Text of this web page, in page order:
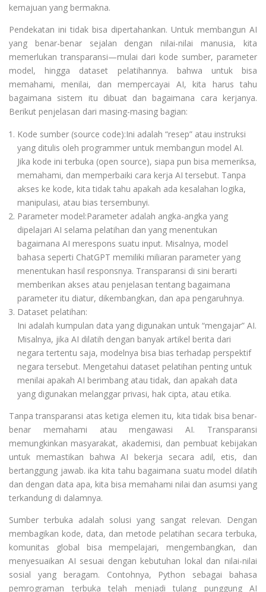
kemajuan yang bermakna.
Pendekatan ini tidak bisa dipertahankan. Untuk membangun AI
yang benar-benar sejalan dengan nilai-nilai manusia, kita
memerlukan transparansi—mulai dari kode sumber, parameter
model, hingga dataset pelatihannya. bahwa untuk bisa
memahami, menilai, dan mempercayai AI, kita harus tahu
bagaimana sistem itu dibuat dan bagaimana cara kerjanya.
Berikut penjelasan dari masing-masing bagian:
Kode sumber (source code):Ini adalah “resep” atau instruksi
yang ditulis oleh programmer untuk membangun model AI.
Jika kode ini terbuka (open source), siapa pun bisa memeriksa,
memahami, dan memperbaiki cara kerja AI tersebut. Tanpa
akses ke kode, kita tidak tahu apakah ada kesalahan logika,
manipulasi, atau bias tersembunyi.
Parameter model:Parameter adalah angka-angka yang
dipelajari AI selama pelatihan dan yang menentukan
bagaimana AI merespons suatu input. Misalnya, model
bahasa seperti ChatGPT memiliki miliaran parameter yang
menentukan hasil responsnya. Transparansi di sini berarti
memberikan akses atau penjelasan tentang bagaimana
parameter itu diatur, dikembangkan, dan apa pengaruhnya.
Dataset pelatihan:
Ini adalah kumpulan data yang digunakan untuk “mengajar” AI.
Misalnya, jika AI dilatih dengan banyak artikel berita dari
negara tertentu saja, modelnya bisa bias terhadap perspektif
negara tersebut. Mengetahui dataset pelatihan penting untuk
menilai apakah AI berimbang atau tidak, dan apakah data
yang digunakan melanggar privasi, hak cipta, atau etika.
Tanpa transparansi atas ketiga elemen itu, kita tidak bisa benar-
benar memahami atau mengawasi AI. Transparansi
memungkinkan masyarakat, akademisi, dan pembuat kebijakan
untuk memastikan bahwa AI bekerja secara adil, etis, dan
bertanggung jawab. ika kita tahu bagaimana suatu model dilatih
dan dengan data apa, kita bisa memahami nilai dan asumsi yang
terkandung di dalamnya.
Sumber terbuka adalah solusi yang sangat relevan. Dengan
membagikan kode, data, dan metode pelatihan secara terbuka,
komunitas global bisa mempelajari, mengembangkan, dan
menyesuaikan AI sesuai dengan kebutuhan lokal dan nilai-nilai
sosial yang beragam. Contohnya, Python sebagai bahasa
pemrograman terbuka telah menjadi tulang punggung AI